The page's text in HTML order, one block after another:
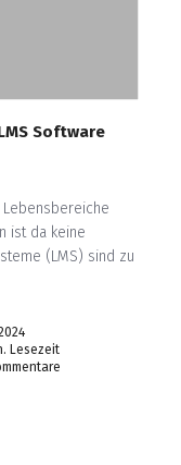
Software
ist da keine
(LMS) sind zu
Lesezeit